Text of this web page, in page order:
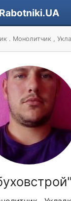
Rabotniki.UA
. Монолитчик ,